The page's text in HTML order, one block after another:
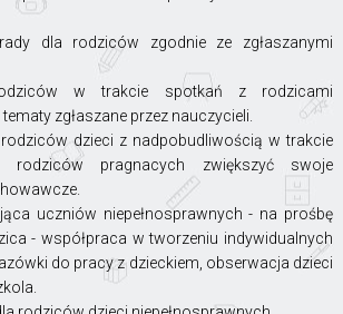
dla rodziców zgodnie ze zgłaszanymi
w trakcie spotkań z rodzicami
zgłaszane przez nauczycieli.
dzieci z nadpobudliwością w trakcie
rodziców pragnacych zwiększyć swoje
uczniów niepełnosprawnych - na prośbę
- współpraca w tworzeniu indywidualnych
do pracy z dzieckiem, obserwacja dzieci